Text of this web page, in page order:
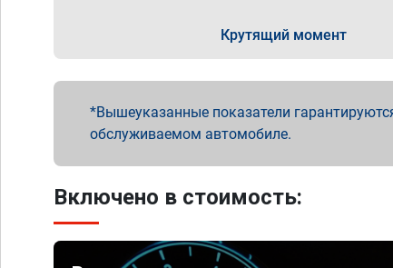
Крутящий момент
Вышеуказанные показатели
обслуживаемом автомобиле.
Включено в стоимость: